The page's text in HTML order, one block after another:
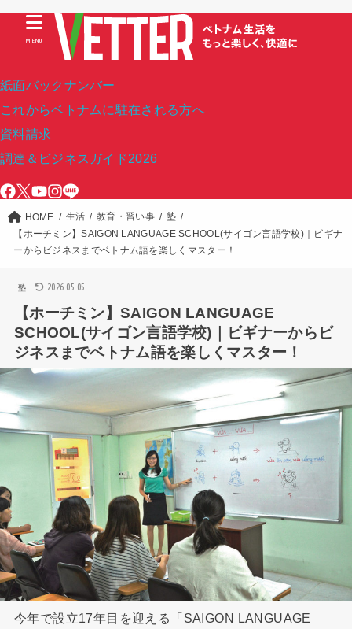
紙面バックナンバー
これからベトナムに駐在される方へ
資料請求
調達＆ビジネスガイド2026
MENU
HOME 生活 教育・習い事
塾
【ホーチミン】SAIGON LANGUAGE SCHOOL(サイゴン言語学校)｜ビギナ
ーからビジネスまでベトナム語を楽しくマスター！
塾 2026.05.05
【ホーチミン】SAIGON LANGUAGE
SCHOOL(サイゴン言語学校)｜ビギナーからビ
ジネスまでベトナム語を楽しくマスター！
今年で設立17年目を迎える「SAIGON LANGUAGE